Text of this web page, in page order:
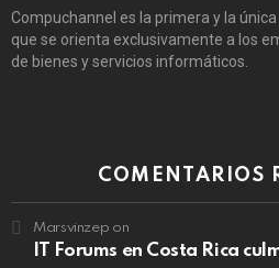
Compuchannel es la primera y la
que se orienta exclusivamente a los
de bienes y servicios informáticos.
COMENTARIOS
Marsvinzep on
IT Forums en Costa Rica